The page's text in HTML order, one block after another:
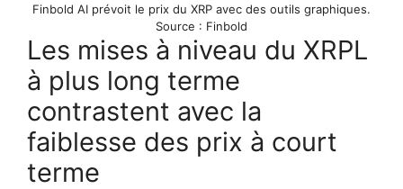
Finbold AI prévoit le prix du XRP avec des outils graphiques.
Source : Finbold
Les mises à niveau du XRPL
à plus long terme
contrastent avec la
faiblesse des prix à court
terme